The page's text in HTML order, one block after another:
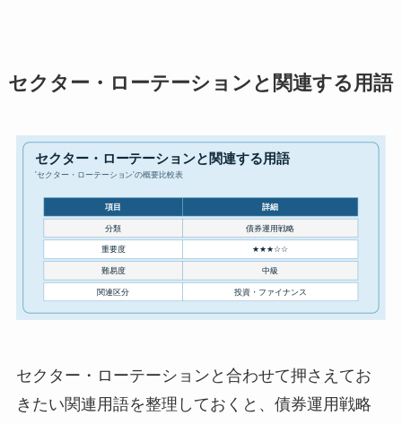
セクター・ローテーションと関連する用語
セクター・ローテーションと合わせて押さえてお
きたい関連用語を整理しておくと、債券運用戦略